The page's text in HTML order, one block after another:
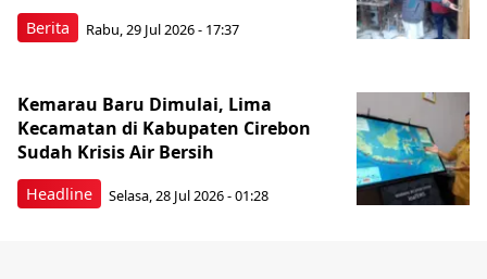
Berita Rabu, 29 Jul 2026 - 17:37
Headline
Kemarau Baru Dimulai, Lima
Kecamatan di Kabupaten Cirebon
Sudah Krisis Air Bersih
Selasa, 28 Jul 2026 - 01:28